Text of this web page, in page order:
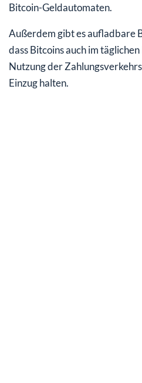
Setzen Sie auf Bitcoins als
Bitcoin-Geldautomaten.
Außerdem gibt es aufladbare
dass Bitcoins auch im
Nutzung der
Einzug halten.